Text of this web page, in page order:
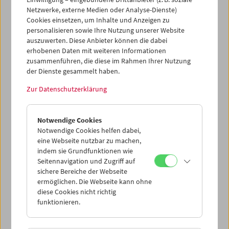
Independent-Filmkreisen ist ihre Arbeit bis heute
bedeutsam.
Michael Roemers Karriere verlief völlig anders: Wären
seine Filme in den letzten Jahrzehnten nicht nach und
nach wiederentdeckt worden und wäre er selbst nicht
weit über 90 Jahre alt geworden (er starb im Mai 2025),
Vernachlässigung. Lange Zeit war Roemer ausschließlich
Nothing But a Man(1964) bekannt, einen der ersten
außergewöhnlicher Offenheit und Sensibilität mit den
Erfahrungen Schwarzer Menschen in einer rassistischen
Gesellschaft auseinandersetzen. Als einer der großen
Independentfilme der 1960er Jahre – mit den
unvergesslichen Darstellungen von Ivan Dixon (der später
selbst mehrere Filme drehte, darunter den erstaunlichen
The Spook Who Sat By the Door
Sängerin und Songwriterin Abbey Lincoln – erhielt
York und Venedig positive Resonanz. Doch von den
Netzwerke, externe Medien oder Analyse-Dienste)
Cookies einsetzen, um Inhalte und Anzeigen zu
personalisieren sowie Ihre Nutzung unserer Website
auszuwerten. Diese Anbieter können die dabei
erhobenen Daten mit weiteren Informationen
zusammenführen, die diese im Rahmen Ihrer Nutzung
der Dienste gesammelt haben.
Zur Datenschutzerklärung
Notwendige Cookies
Notwendige Cookies helfen dabei,
eine Webseite nutzbar zu machen,
indem sie Grundfunktionen wie
Seitennavigation und Zugriff auf
sichere Bereiche der Webseite
ermöglichen. Die Webseite kann ohne
diese Cookies nicht richtig
funktionieren.